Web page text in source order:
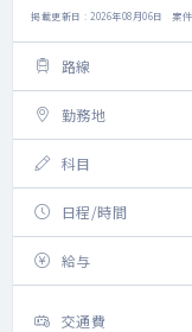
掲載更新日 : 2026年08月06日 案
路線
勤務地
科目
日程/時間
給与
交通費